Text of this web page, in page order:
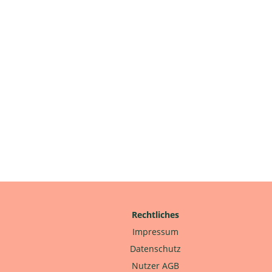
Rechtliches
Impressum
Datenschutz
Nutzer AGB